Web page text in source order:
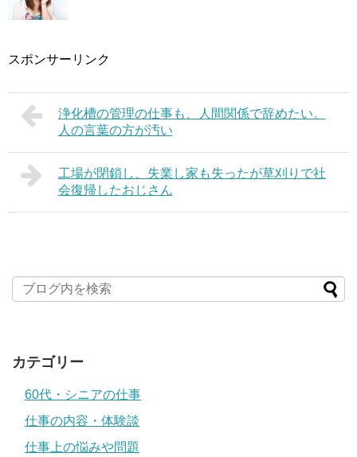
スポンサーリンク
浄化槽の管理の仕事も、人間関係で辞めたい。
人の言葉の方が汚い
工場が閉鎖し、失業し家も失ったが草刈りで社
会復帰したおじさん
カテゴリー
60代・シニアの仕事
仕事の内容・体験談
仕事上の悩みや問題